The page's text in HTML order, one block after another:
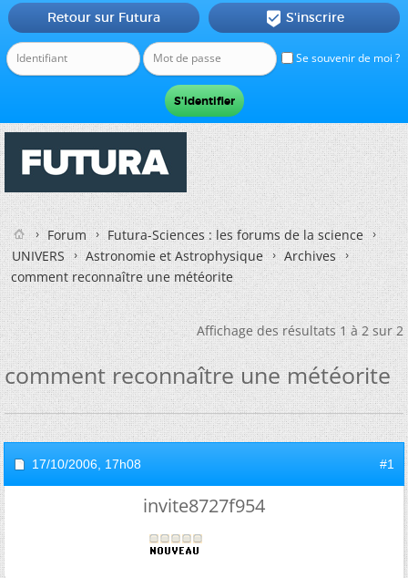
Se souvenir de moi ?
Retour sur Futura  S'inscrire
Forum
Futura-Sciences : les forums de la science
UNIVERS
Astronomie et Astrophysique
Archives
comment reconnaître une météorite
Affichage des résultats 1 à 2 sur 2
comment reconnaître une météorite
17/10/2006, 17h08 #1
invite8727f954